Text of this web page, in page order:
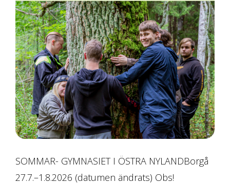
SOMMAR- GYMNASIET I ÖSTRA NYLANDBorgå
27.7.–1.8.2026 (datumen ändrats) Obs!